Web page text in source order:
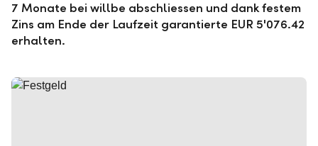
7 Monate bei willbe abschliessen und dank festem
Zins am Ende der Laufzeit garantierte EUR 5'076.42
erhalten.